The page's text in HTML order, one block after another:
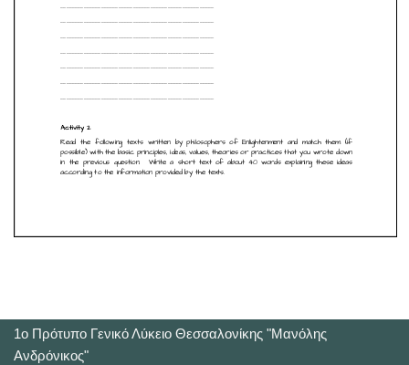
1o Πρότυπο Γενικό Λύκειο Θεσσαλονίκης "Μανόλης
Ανδρόνικος"